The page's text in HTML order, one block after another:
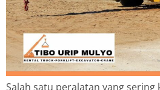
Salah satu peralatan yang